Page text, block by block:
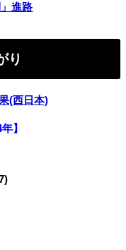
進路
り
(西日本)
】